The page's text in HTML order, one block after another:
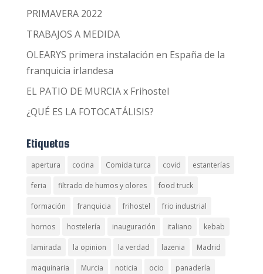
PRIMAVERA 2022
TRABAJOS A MEDIDA
OLEARYS primera instalación en España de la
franquicia irlandesa
EL PATIO DE MURCIA x Frihostel
¿QUÉ ES LA FOTOCATÁLISIS?
Etiquetas
apertura cocina Comida turca covid estanterías
feria filtrado de humos y olores food truck
formación franquicia frihostel frio industrial
hornos hostelería inauguración italiano kebab
lamirada la opinion la verdad lazenia Madrid
maquinaria Murcia noticia ocio panadería